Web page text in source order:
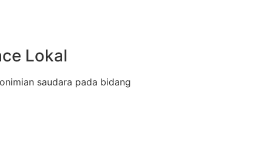
Lokal
saudara pada bidang